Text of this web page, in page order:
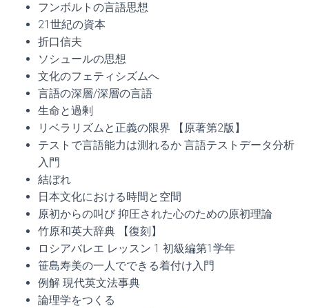
フンボルトの言語思想
21世紀の資本
折口信夫
ソシュールの思想
文化のフェティシズムへ
言語の深層/深層の言語
生命と過剰
リベラリズムと正義の限界 【原著第2版】
テストで言語能力は測れるか 言語テストデータ分析
入門
結ぼれ
日本文化における時間と空間
原初からの叫び 抑圧された心のための原初理論
竹原和英大辞典 【復刻】
ロシアバレエ レッスン 1 初級編第1学年
笹島寿美の一人でできる着付け入門
例解 現代英文法事典
論理学をつくる